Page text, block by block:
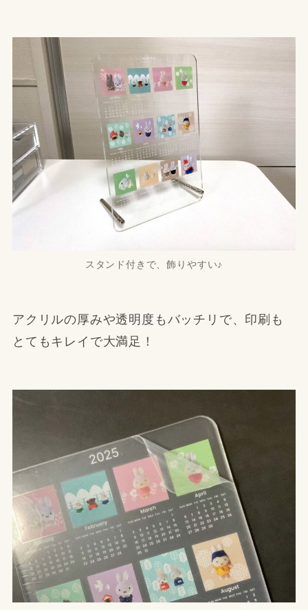
スタンド付きで、飾りやすい♪
アクリルの厚みや透明度もバッチリで、印刷も
とてもキレイで大満足！